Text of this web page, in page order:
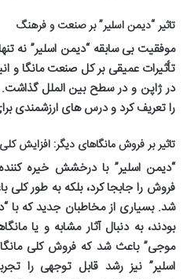
تاثیر “دیمن اسلیر” بر صنعت و فرهنگ
موفقیت بی سابقه “دیمن اسلیر” نه
تأثیرات عمیقی بر کل صنعت مانگا و
در ژاپن و در سطح بین الملل گذاشت.
را تعریف کرد و درس های ارزشمندی
تاثیر بر فروش مانگاهای دیگر: افزایش
“دیمن اسلیر” با درخشش خیره
فروش را جابجا کرد، بلکه به طور کلی
شد. بسیاری از مخاطبان جدید که با
بودند، به دنبال آثار مشابه و یا
موجی” باعث شد که فروش کلی
اسلیر” نیز رشد قابل توجهی را